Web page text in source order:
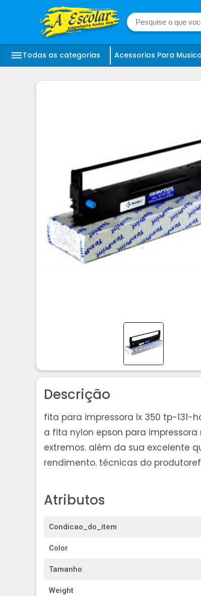
Todas as categorias Acessorios Para
Descrição
fita para impressora lx 350 tp-131-
a fita nylon epson para
extremos. além da sua excelente
rendimento. técnicas do
Atributos
Condicao_do_item
Color
Tamanho
Weight